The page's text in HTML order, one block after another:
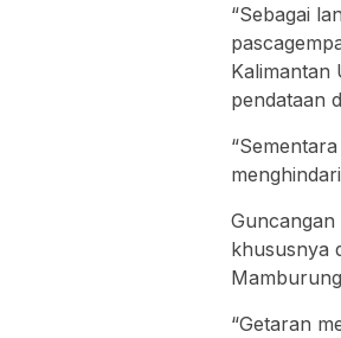
“Sebagai
Kalimantan
pendataan
Guncangan
khususnya
“Getaran